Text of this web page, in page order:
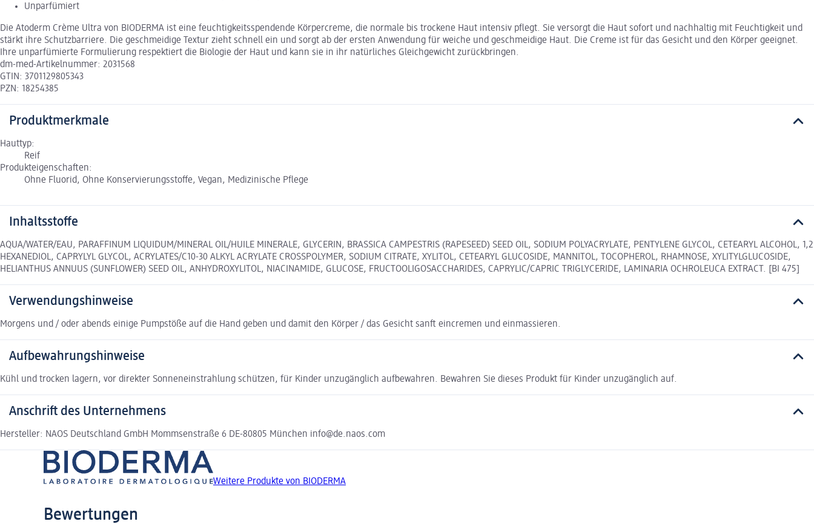
Unparfümiert
Die Atoderm Crème Ultra von BIODERMA ist eine feuchtigkeitsspendende Körpercreme, die normale bis trockene Haut intensiv pflegt. Sie versorgt die Haut sofort und nachhaltig mit Feuchtigkeit und
stärkt ihre Schutzbarriere. Die geschmeidige Textur zieht schnell ein und sorgt ab der ersten Anwendung für weiche und geschmeidige Haut. Die Creme ist für das Gesicht und den Körper geeignet.
Ihre unparfümierte Formulierung respektiert die Biologie der Haut und kann sie in ihr natürliches Gleichgewicht zurückbringen.
dm-med-Artikelnummer: 2031568
GTIN: 3701129805343
PZN: 18254385
Produktmerkmale
Hauttyp:
Reif
Produkteigenschaften:
Ohne Fluorid, Ohne Konservierungsstoffe, Vegan, Medizinische Pflege
Inhaltsstoffe
AQUA/WATER/EAU, PARAFFINUM LIQUIDUM/MINERAL OIL/HUILE MINERALE, GLYCERIN, BRASSICA CAMPESTRIS (RAPESEED) SEED OIL, SODIUM POLYACRYLATE, PENTYLENE GLYCOL, CETEARYL ALCOHOL, 1,2
HEXANEDIOL, CAPRYLYL GLYCOL, ACRYLATES/C10-30 ALKYL ACRYLATE CROSSPOLYMER, SODIUM CITRATE, XYLITOL, CETEARYL GLUCOSIDE, MANNITOL, TOCOPHEROL, RHAMNOSE, XYLITYLGLUCOSIDE,
HELIANTHUS ANNUUS (SUNFLOWER) SEED OIL, ANHYDROXYLITOL, NIACINAMIDE, GLUCOSE, FRUCTOOLIGOSACCHARIDES, CAPRYLIC/CAPRIC TRIGLYCERIDE, LAMINARIA OCHROLEUCA EXTRACT. [BI 475]
Verwendungshinweise
Morgens und / oder abends einige Pumpstöße auf die Hand geben und damit den Körper / das Gesicht sanft eincremen und einmassieren.
Aufbewahrungshinweise
Kühl und trocken lagern, vor direkter Sonneneinstrahlung schützen, für Kinder unzugänglich aufbewahren. Bewahren Sie dieses Produkt für Kinder unzugänglich auf.
Anschrift des Unternehmens
Hersteller: NAOS Deutschland GmbH Mommsenstraße 6 DE-80805 München info@de.naos.com
Weitere Produkte von BIODERMA
Bewertungen